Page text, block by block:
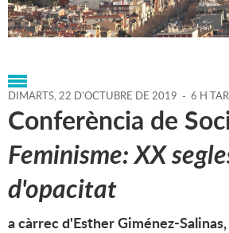
Portada > Agenda > 22-10-
2019 > Marcs > Culturals > 2019 >
DIMARTS,22 D'OCTUBRE DE 2019 - 6 H
Conferència de
Feminisme: XX
d'opacitat
a càrrec d'Esther Giménez-